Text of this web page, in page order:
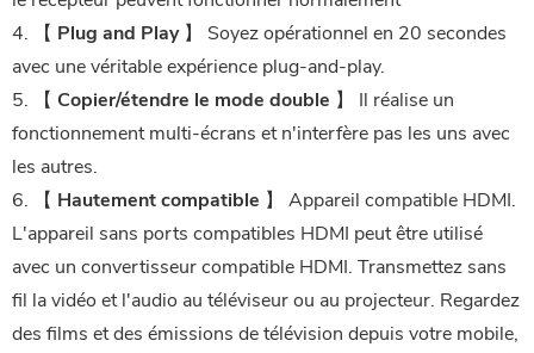
4. 【 Plug and Play 】 Soyez opérationnel en 20 secondes
avec une véritable expérience plug-and-play.
5. 【 Copier/étendre le mode double 】 Il réalise un
fonctionnement multi-écrans et n'interfère pas les uns avec
les autres.
6. 【 Hautement compatible 】 Appareil compatible HDMI.
L'appareil sans ports compatibles HDMI peut être utilisé
avec un convertisseur compatible HDMI. Transmettez sans
fil la vidéo et l'audio au téléviseur ou au projecteur. Regardez
des films et des émissions de télévision depuis votre mobile,